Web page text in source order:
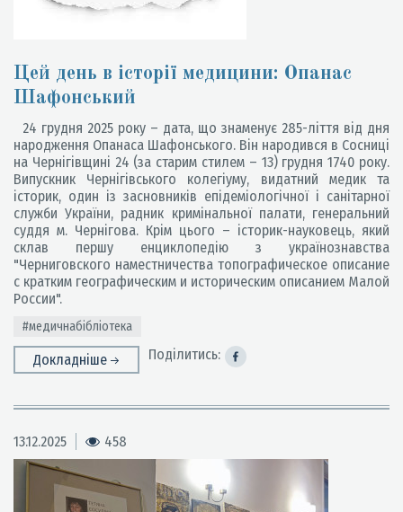
Цей день в історії медицини: Опанас
Шафонський
24 грудня 2025 року – дата, що знаменує 285-ліття від дня
народження Опанаса Шафонського. Він народився в Сосниці
на Чернігівщині 24 (за старим стилем – 13) грудня 1740 року.
Випускник Чернігівського колегіуму, видатний медик та
історик, один із засновників епідеміологічної і санітарної
служби України, радник кримінальної палати, генеральний
суддя м. Чернігова. Крім цього – історик-науковець, який
склав першу енциклопедію з українознавства
"Черниговского наместничества топографическое описание
с кратким географическим и историческим описанием Малой
России".
#медичнабібліотека
Докладніше Поділитись:
13.12.2025 458